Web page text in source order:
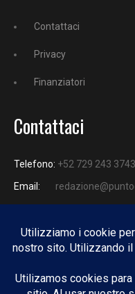
Contattaci
Privacy
Finanziatori
Contattaci
Telefono: +52 729 243 3743
Email: